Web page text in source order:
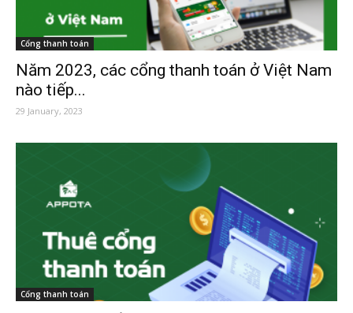
Cổng thanh toán
Năm 2023, các cổng thanh toán ở Việt Nam
nào tiếp...
29 January, 2023
Cổng thanh toán